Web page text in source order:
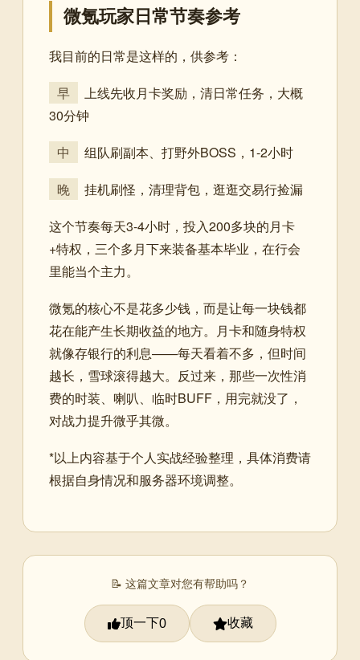
微氪玩家日常节奏参考
我目前的日常是这样的，供参考：
早
上线先收月卡奖励，清日常任务，大概
30分钟
中
组队刷副本、打野外BOSS，1-2小时
晚
挂机刷怪，清理背包，逛逛交易行捡漏
这个节奏每天3-4小时，投入200多块的月卡
+特权，三个多月下来装备基本毕业，在行会
里能当个主力。
微氪的核心不是花多少钱，而是让每一块钱都
花在能产生长期收益的地方。月卡和随身特权
就像存银行的利息——每天看着不多，但时间
越长，雪球滚得越大。反过来，那些一次性消
费的时装、喇叭、临时BUFF，用完就没了，
对战力提升微乎其微。
*以上内容基于个人实战经验整理，具体消费请
根据自身情况和服务器环境调整。
📝 这篇文章对您有帮助吗？
顶一下0 收藏